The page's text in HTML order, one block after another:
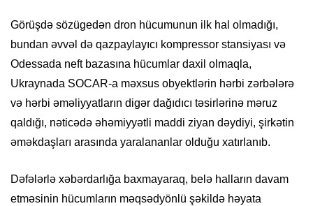
Görüşdə sözügedən dron hücumunun ilk hal olmadığı,
bundan əvvəl də qazpaylayıcı kompressor stansiyası və
Odessada neft bazasına hücumlar daxil olmaqla,
Ukraynada SOCAR-a məxsus obyektlərin hərbi zərbələrə
və hərbi əməliyyatların digər dağıdıcı təsirlərinə məruz
qaldığı, nəticədə əhəmiyyətli maddi ziyan dəydiyi, şirkətin
əməkdaşları arasında yaralananlar olduğu xatırlanıb.
Dəfələrlə xəbərdarlığa baxmayaraq, belə halların davam
etməsinin hücumların məqsədyönlü şəkildə həyata